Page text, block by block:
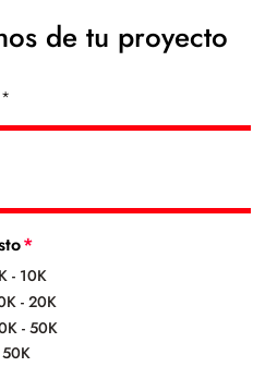
de tu proyecto
- 10K
- 20K
- 50K